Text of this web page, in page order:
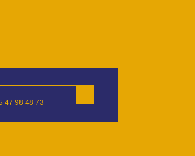
47 98 48 73